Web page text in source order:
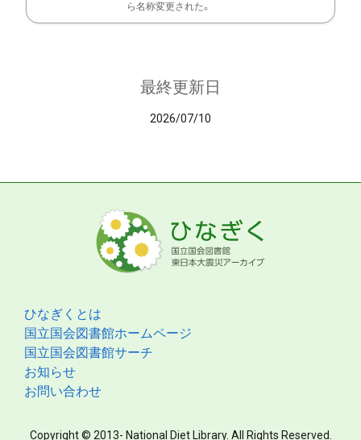
ら名称変更された。
最終更新日
2026/07/10
ひなぎくとは
国立国会図書館ホームページ
国立国会図書館サーチ
お知らせ
お問い合わせ
Copyright © 2013- National Diet Library. All Rights Reserved.